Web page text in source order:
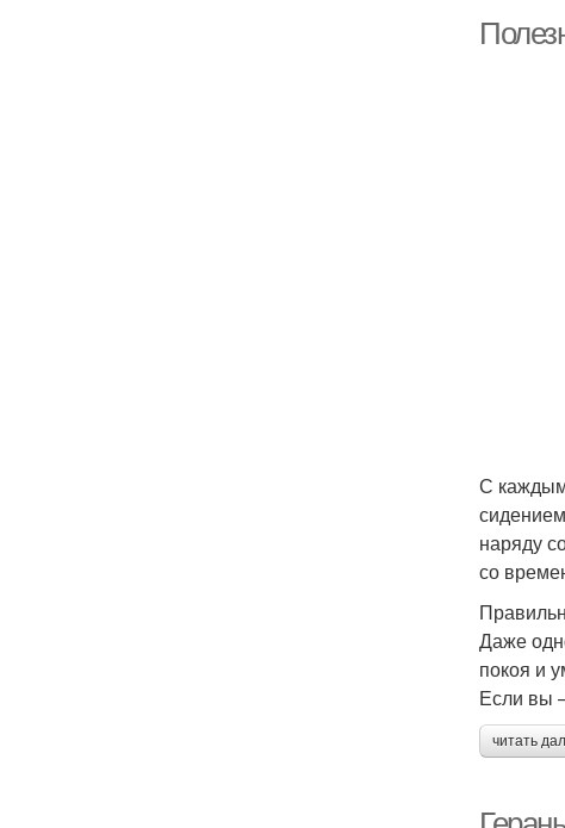
С каждым
наряду
со
Даже
покоя и
Если вы
читать